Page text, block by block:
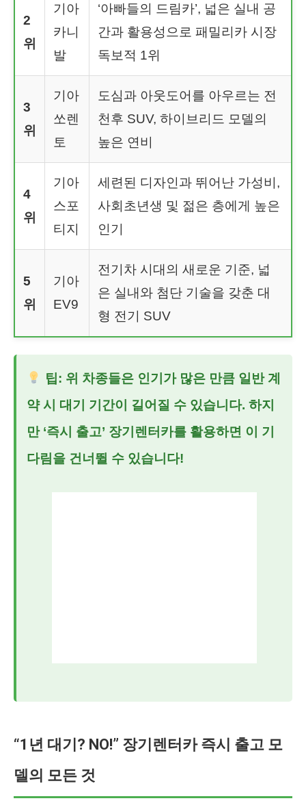
2
위
기아
카니
발
‘아빠들의 드림카’, 넓은 실내 공
간과 활용성으로 패밀리카 시장
독보적 1위
3
위
기아
쏘렌
토
도심과 아웃도어를 아우르는 전
천후 SUV, 하이브리드 모델의
높은 연비
4
위
기아
스포
티지
세련된 디자인과 뛰어난 가성비,
사회초년생 및 젊은 층에게 높은
인기
5
위
기아
EV9
전기차 시대의 새로운 기준, 넓
은 실내와 첨단 기술을 갖춘 대
형 전기 SUV
팁: 위 차종들은 인기가 많은 만큼 일반 계
약 시 대기 기간이 길어질 수 있습니다. 하지
만 ‘즉시 출고’ 장기렌터카를 활용하면 이 기
다림을 건너뛸 수 있습니다!
“1년 대기? NO!” 장기렌터카 즉시 출고 모
델의 모든 것